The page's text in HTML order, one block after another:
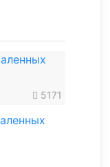
5171